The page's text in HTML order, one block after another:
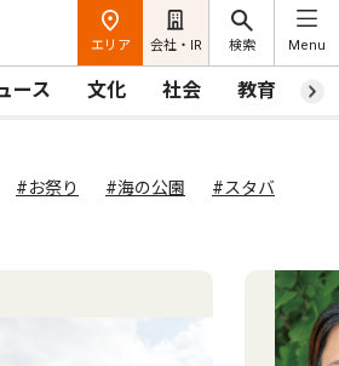
エリア 会社・IR 検索 Menu
ース 文化 社会 教育 ス
#お祭り #海の公園 #スタバ